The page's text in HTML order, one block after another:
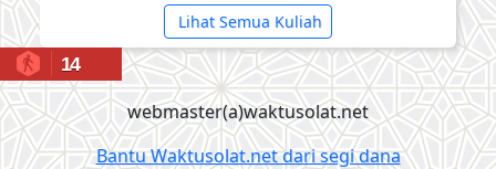
Lihat Semua Kuliah
14
webmaster(a)waktusolat.net
Bantu Waktusolat.net dari segi dana